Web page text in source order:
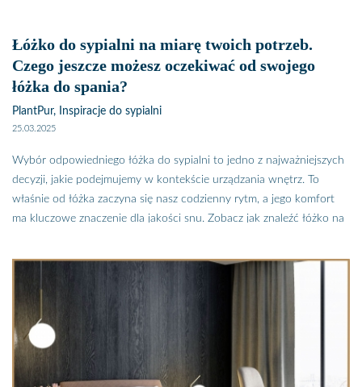
Łóżko do sypialni na miarę twoich potrzeb.
Czego jeszcze możesz oczekiwać od swojego
łóżka do spania?
PlantPur, Inspiracje do sypialni
25.03.2025
Wybór odpowiedniego łóżka do sypialni to jedno z najważniejszych
decyzji, jakie podejmujemy w kontekście urządzania wnętrz. To
właśnie od łóżka zaczyna się nasz codzienny rytm, a jego komfort
ma kluczowe znaczenie dla jakości snu. Zobacz jak znaleźć łóżko na
łóżka do spania
Czy wiesz, że łóżko do spania może być nie tylko komfortowe i
piękne? Możesz od niego oczekiwać również wysokiej
funkcjonalności. Nie musisz rezygnować ani z wygodny, ani designu,
żeby mieć łóżko z ogromnym schowkiem, na co tylko chcesz.
Zapomnij o niewygodnych szufladach pod łóżkiem, w których